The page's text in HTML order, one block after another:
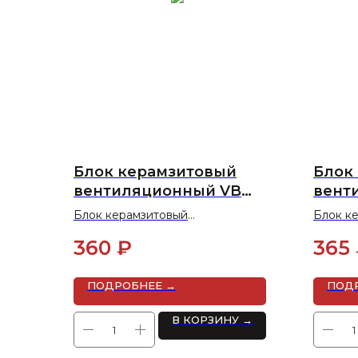
Блок керамзитовый
вентиляционный VB
200x300x400 (U 2 CAN) (48
Блок керамзитовый
(U 2 CAN) (48 шт/пал)
360 ₽
ПОДРОБНЕЕ →
В КОРЗИНУ →
Блок
Блок
(U 1
365